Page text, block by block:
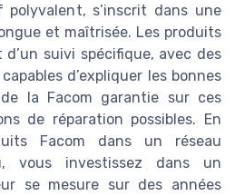
polyvalent, s’inscrit dans une
et maîtrisée. Les produits
suivi spécifique, avec des
d’expliquer les bonnes
la Facom garantie sur ces
de réparation possibles. En
Facom dans un réseau
vous investissez dans un
se mesure sur des années